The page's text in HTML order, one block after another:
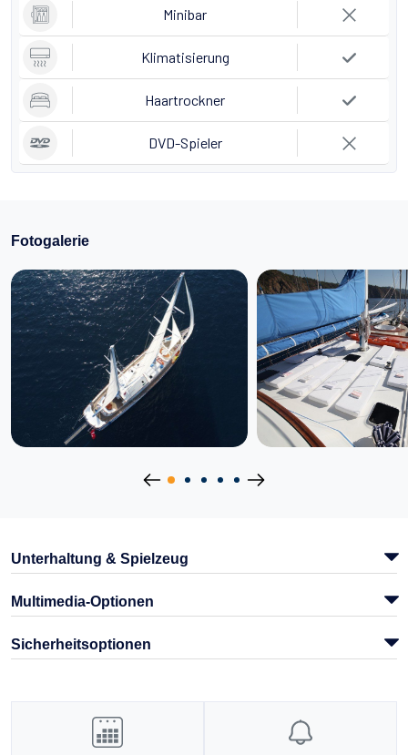
Minibar
Klimatisierung
Haartrockner
DVD-Spieler
Fotogalerie
Unterhaltung & Spielzeug
Multimedia-Optionen
Sicherheitsoptionen